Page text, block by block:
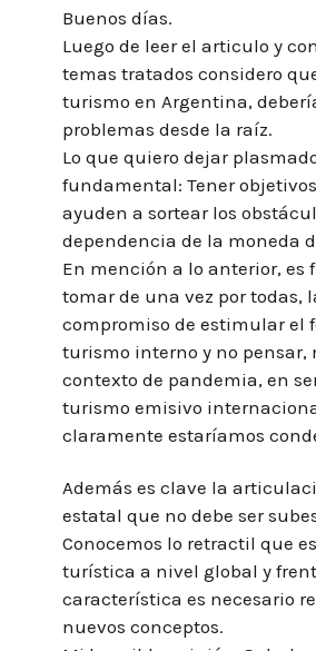
Buenos días.
Luego de leer el articulo y
temas tratados considero
turismo en Argentina,
problemas desde la raíz.
Lo que quiero dejar
fundamental: Tener
ayuden a sortear los
dependencia de la moneda
En mención a lo anterior, es
tomar de una vez por todas,
compromiso de estimular el
turismo interno y no pensar,
contexto de pandemia, en
turismo emisivo
claramente estaríamos
Además es clave la
estatal que no debe ser
Conocemos lo retractil que
turística a nivel global y
característica es necesario
nuevos conceptos.